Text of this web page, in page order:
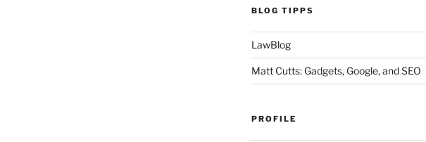
BLOG TIPPS
LawBlog
Matt Cutts: Gadgets, Google, and SEO
PROFILE